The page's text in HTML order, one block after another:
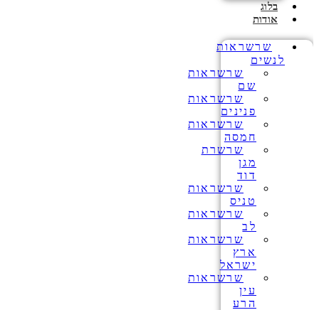
בלוג
אודות
שרשראות
לנשים
שרשראות
שם
שרשראות
פנינים
שרשראות
חמסה
שרשרת
מגן
דוד
שרשראות
טניס
שרשראות
לב
שרשראות
ארץ
ישראל
שרשראות
עין
הרע